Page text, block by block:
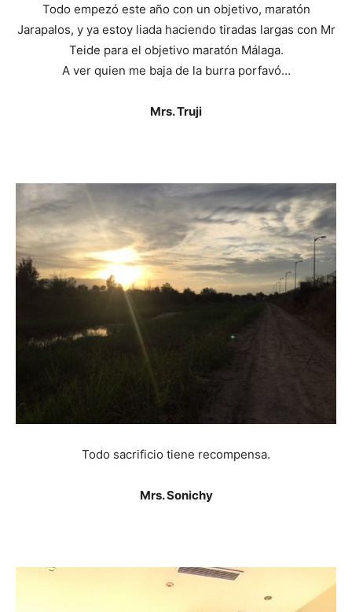
Todo empezó este año con un objetivo, maratón
Jarapalos, y ya estoy liada haciendo tiradas largas con Mr
Teide para el objetivo maratón Málaga.
A ver quien me baja de la burra porfavó…
Mrs. Truji
Todo sacrificio tiene recompensa.
Mrs. Sonichy